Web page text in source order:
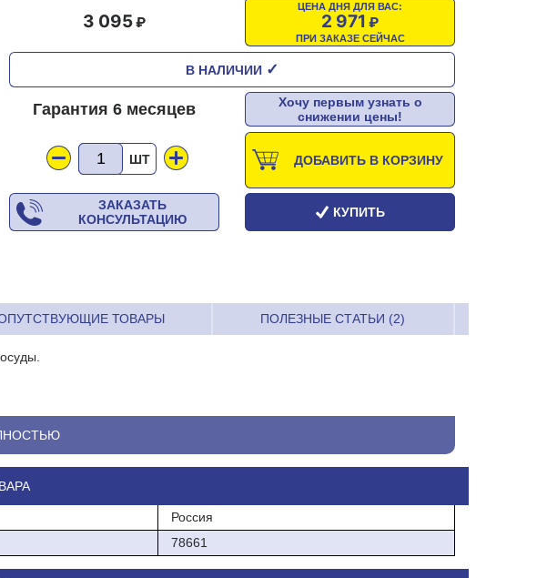
ЦЕНА ДНЯ ДЛЯ ВАС:
2 971
ПРИ ЗАКАЗЕ СЕЙЧАС
3 095
В НАЛИЧИИ ✓
Гарантия 6 месяцев
Хочу первым узнать о
снижении цены!
ШТ ДОБАВИТЬ В КОРЗИНУ
ЗАКАЗАТЬ
КОНСУЛЬТАЦИЮ
КУПИТЬ
ТОВАРЫ ПОЛЕЗНЫЕ СТАТЬИ (2)
Россия
78661